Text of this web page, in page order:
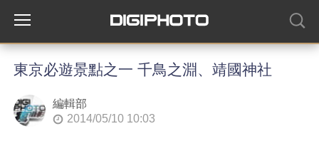
東京必遊景點之一 千鳥之淵、靖國神社
編輯部
2014/05/10 10:03